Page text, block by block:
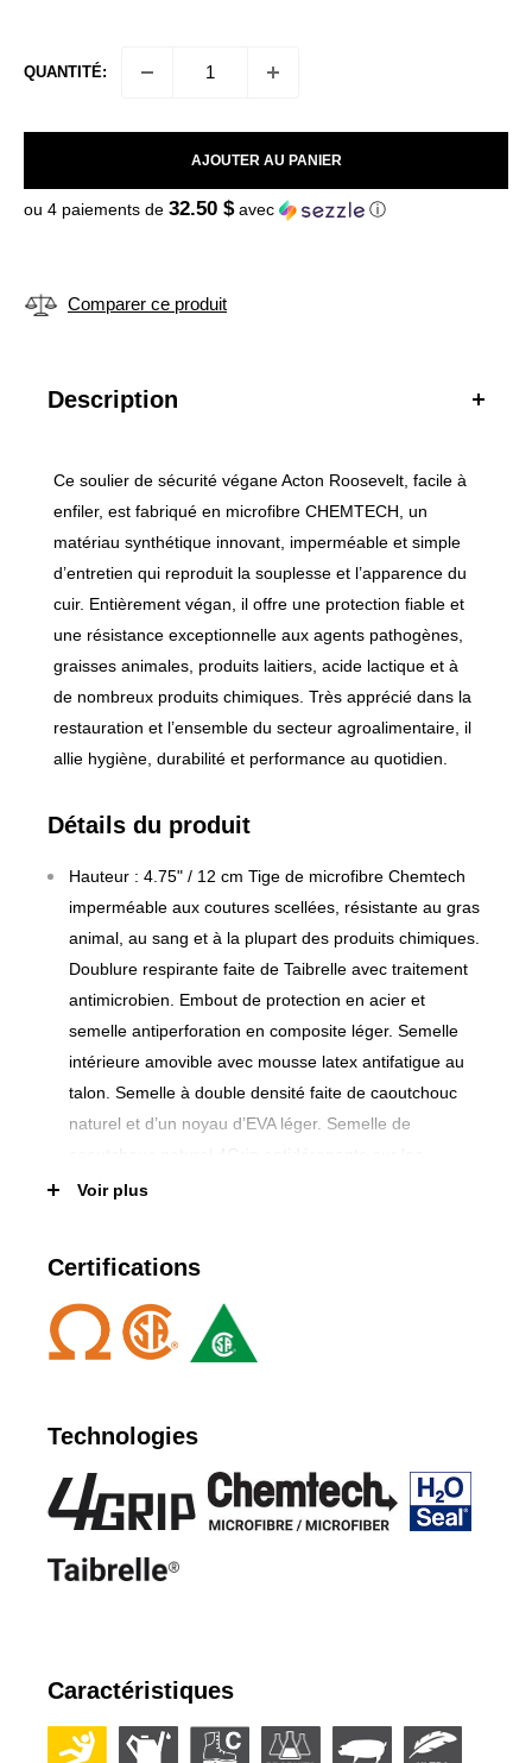
QUANTITÉ:
AJOUTER AU PANIER
ou 4 paiements de 32.50 $avec ⓘ
Description
Ce soulier de sécurité végane Acton Roosevelt, facile à
enfiler, est fabriqué en microfibre CHEMTECH, un
matériau synthétique innovant, imperméable et simple
d’entretien qui reproduit la souplesse et l’apparence du
cuir. Entièrement végan, il offre une protection fiable et
une résistance exceptionnelle aux agents pathogènes,
graisses animales, produits laitiers, acide lactique et à
de nombreux produits chimiques. Très apprécié dans la
restauration et l’ensemble du secteur agroalimentaire, il
allie hygiène, durabilité et performance au quotidien.
Détails du produit
Hauteur : 4.75" / 12 cm Tige de microfibre Chemtech
imperméable aux coutures scellées, résistante au gras
animal, au sang et à la plupart des produits chimiques.
Doublure respirante faite de Taibrelle avec traitement
antimicrobien. Embout de protection en acier et
semelle antiperforation en composite léger. Semelle
intérieure amovible avec mousse latex antifatigue au
talon. Semelle à double densité faite de caoutchouc
naturel et d’un noyau d’EVA léger. Semelle de
surfaces sèches, mouillées et huileuses, résistante à
confort. Conception facilitant l’enfilage.
Voir plus
Certifications
Technologies
Caractéristiques